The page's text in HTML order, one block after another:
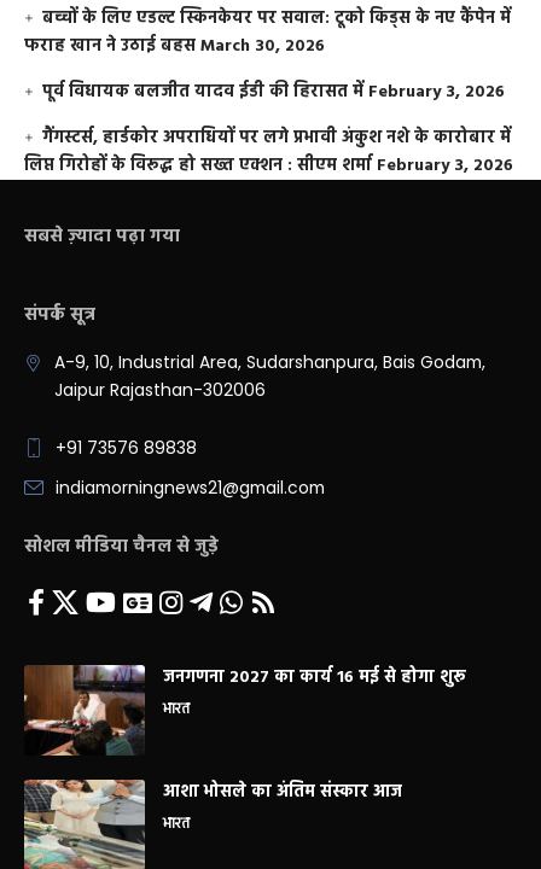
बच्चों के लिए एडल्ट स्किनकेयर पर सवाल: टूको किड्स के नए कैंपेन में
फराह खान ने उठाई बहसMarch 30, 2026
पूर्व विधायक बलजीत यादव ईडी की हिरासत में February 3, 2026
गैंगस्टर्स, हार्डकोर अपराधियों पर लगे प्रभावी अंकुश नशे के कारोबार में
लिप्त गिरोहों के विरूद्ध हो सख्त एक्शन : सीएम शर्मा February 3, 2026
सबसे ज़्यादा पढ़ा गया
संपर्क सूत्र
A-9, 10, Industrial Area, Sudarshanpura, Bais Godam,
Jaipur Rajasthan-302006
+91 73576 89838
indiamorningnews21@gmail.com
सोशल मीडिया चैनल से जुड़े
जनगणना 2027 का कार्य 16 मई से होगा शुरू
भारत
आशा भोसले का अंतिम संस्कार आज
भारत